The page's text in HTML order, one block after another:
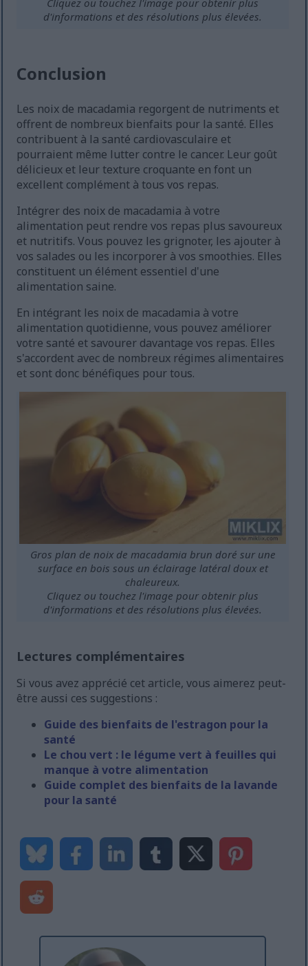
Cliquez ou touchez l'image pour obtenir plus
d'informations et des résolutions plus élevées.
Conclusion
Les noix de macadamia regorgent de nutriments et
offrent de nombreux bienfaits pour la santé. Elles
contribuent à la santé cardiovasculaire et
pourraient même lutter contre le cancer. Leur goût
délicieux et leur texture croquante en font un
excellent complément à tous vos repas.
Intégrer des noix de macadamia à votre
alimentation peut rendre vos repas plus savoureux
et nutritifs. Vous pouvez les grignoter, les ajouter à
vos salades ou les incorporer à vos smoothies. Elles
constituent un élément essentiel d'une
alimentation saine.
En intégrant les noix de macadamia à votre
alimentation quotidienne, vous pouvez améliorer
votre santé et savourer davantage vos repas. Elles
s'accordent avec de nombreux régimes alimentaires
et sont donc bénéfiques pour tous.
Gros plan de noix de macadamia brun doré sur une
surface en bois sous un éclairage latéral doux et
chaleureux.
Cliquez ou touchez l'image pour obtenir plus
d'informations et des résolutions plus élevées.
Lectures complémentaires
Si vous avez apprécié cet article, vous aimerez peut-
être aussi ces suggestions :
Guide des bienfaits de l'estragon pour la
santé
Le chou vert : le légume vert à feuilles qui
manque à votre alimentation
Guide complet des bienfaits de la lavande
pour la santé